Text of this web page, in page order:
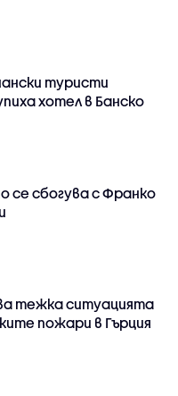
туристи
хотел в Банско
се сбогува с Франко
тежка ситуацията
пожари в Гърция